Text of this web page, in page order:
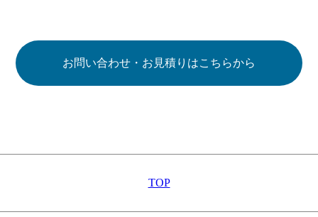
お問い合わせ・お見積りはこちらから
TOP